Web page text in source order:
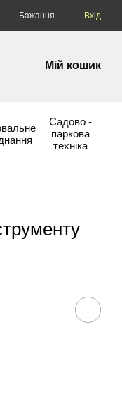
Бажання Вхід
Мій кошик
Садово -
паркова
техніка